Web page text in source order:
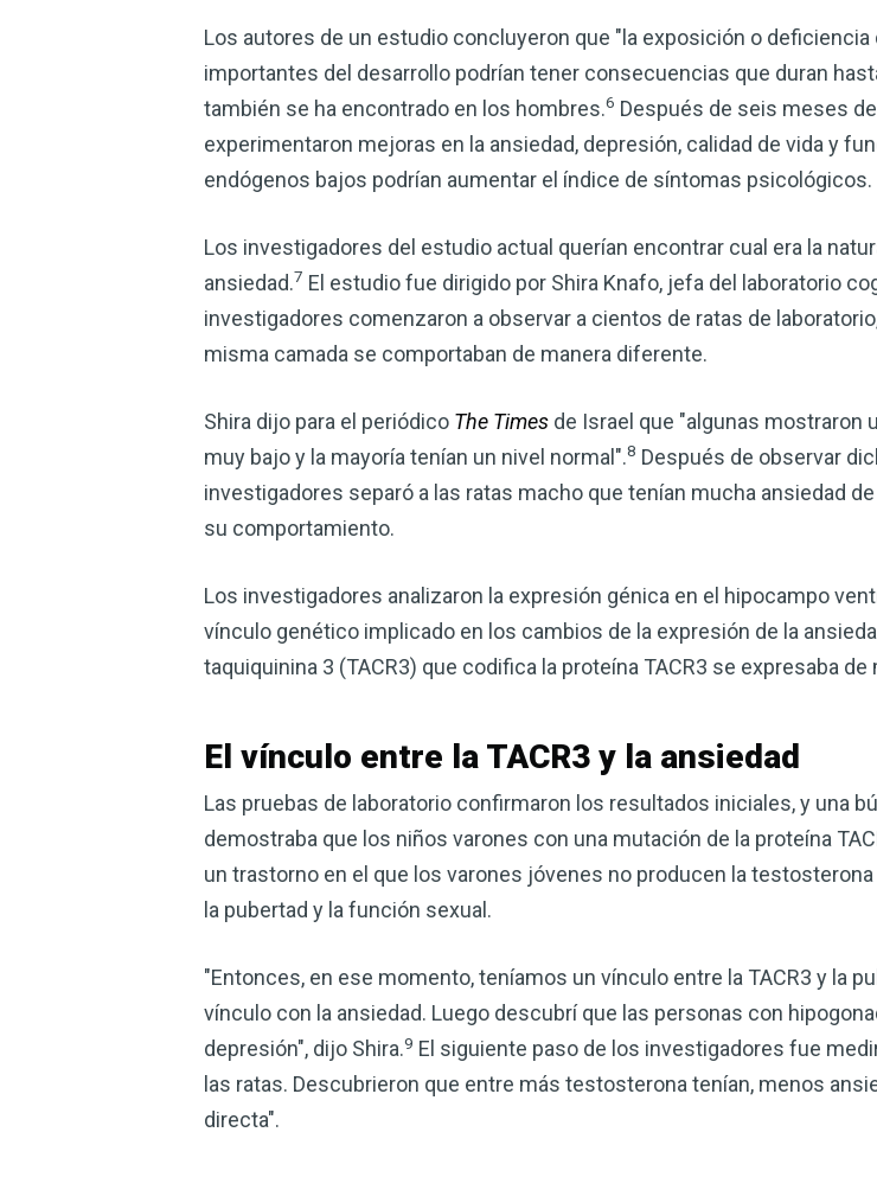
Los autores de un estudio concluyeron que "la exposición o
importantes del desarrollo podrían tener consecuencias que duran
también se ha encontrado en los hombres.6 Después de seis meses
experimentaron mejoras en la ansiedad, depresión, calidad de vida y
endógenos bajos podrían aumentar el índice de síntomas psicológicos.
Los investigadores del estudio actual querían encontrar cual era la
ansiedad.7 El estudio fue dirigido por Shira Knafo, jefa del laboratorio
investigadores comenzaron a observar a cientos de ratas de
misma camada se comportaban de manera diferente.
Shira dijo para el periódico The Times de Israel que "algunas mostraron
muy bajo y la mayoría tenían un nivel normal".8 Después de observar
investigadores separó a las ratas macho que tenían mucha ansiedad
su comportamiento.
Los investigadores analizaron la expresión génica en el hipocampo
vínculo genético implicado en los cambios de la expresión de la
taquiquinina 3 (TACR3) que codifica la proteína TACR3 se expresaba
El vínculo entre la TACR3 y la ansiedad
Las pruebas de laboratorio confirmaron los resultados iniciales, y una
demostraba que los niños varones con una mutación de la proteína
un trastorno en el que los varones jóvenes no producen la
la pubertad y la función sexual.
"Entonces, en ese momento, teníamos un vínculo entre la TACR3 y la
vínculo con la ansiedad. Luego descubrí que las personas con
depresión", dijo Shira.9 El siguiente paso de los investigadores fue
las ratas. Descubrieron que entre más testosterona tenían, menos
directa".